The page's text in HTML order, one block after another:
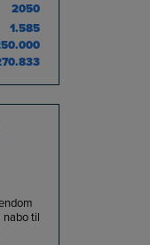
2050
1.585
nabo til